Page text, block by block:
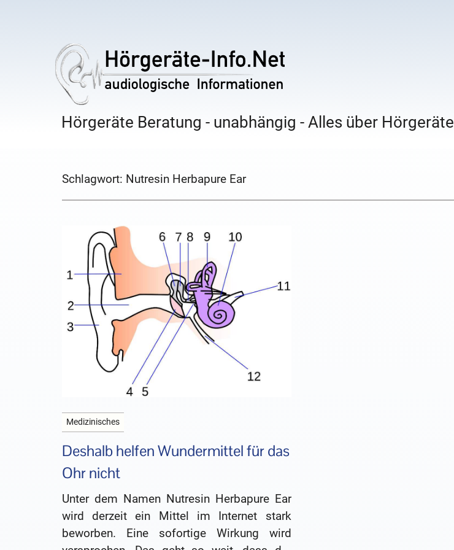
Hörgeräte Beratung - unabhängig - Alles über Hörgeräte
Schlagwort: Nutresin Herbapure Ear
Medizinisches
Deshalb helfen Wundermittel für das
Ohr nicht
Unter dem Namen Nutresin Herbapure Ear
wird derzeit ein Mittel im Internet stark
beworben. Eine sofortige Wirkung wird